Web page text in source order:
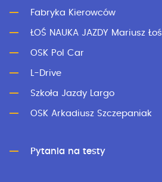
Fabryka Kierowców
ŁOŚ NAUKA JAZDY Mariusz Łoś
OSK Pol Car
L-Drive
Szkoła Jazdy Largo
OSK Arkadiusz Szczepaniak
Pytania na testy